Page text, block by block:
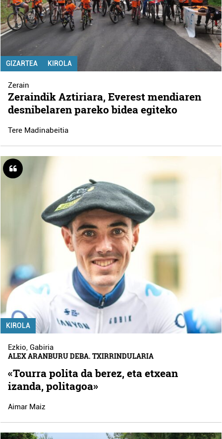
GIZARTEA KIROLA
Zerain
Zeraindik Aztiriara, Everest mendiaren
desnibelaren pareko bidea egiteko
Tere Madinabeitia
KIROLA
Ezkio,Gabiria
ALEX ARANBURU DEBA. TXIRRINDULARIA
«Tourra polita da berez, eta etxean
izanda, politagoa»
Aimar Maiz